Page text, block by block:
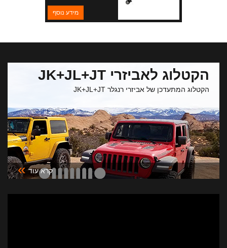
מידע נוסף
הקטלוג לאביזרי JK+JL+JT
הקטלוג המתעדכן של אביזרי רנגלר JK+JL+JT
קרא עוד »